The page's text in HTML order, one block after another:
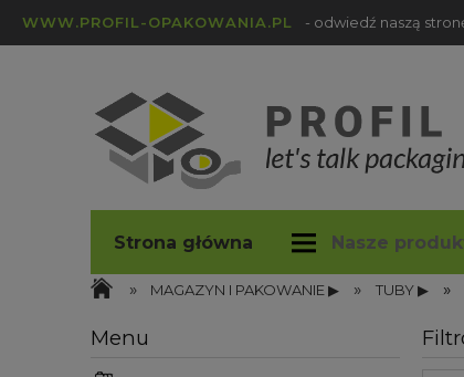
WWW.PROFIL-OPAKOWANIA.PL - odwiedź naszą
Strona główna Nasze
profil-opakowania.pl Blog
» MAGAZYN I PAKOWANIE ▶ » TUBY ▶ »
Menu